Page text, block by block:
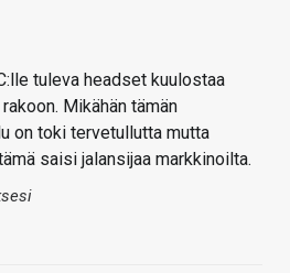
tuleva headset kuulostaa
Mikähän tämän
on toki tervetullutta mutta
saisi jalansijaa markkinoilta.